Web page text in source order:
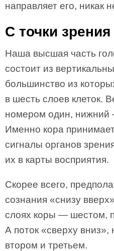
направляет его, никак
С точки зрения
Наша высшая часть
состоит из
большинство из
в шесть слоев клеток.
номером один,
Именно кора
сигналы органов
их в карты восприятия.
Скорее всего,
сознания «снизу
слоях коры — шестом,
А поток «сверху вниз»,
втором и третьем.